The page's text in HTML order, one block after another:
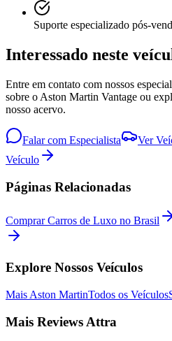
Suporte especializado pós-
Interessado neste
Entre em contato com nossos
sobre o Aston Martin Vantage ou
nosso acervo.
Falar com Especialista Ver
Veículo
Páginas Relacionadas
Comprar Carros de Luxo no Brasil
Explore Nossos Veículos
Mais Aston MartinTodos os Veículos
Mais Reviews Attra